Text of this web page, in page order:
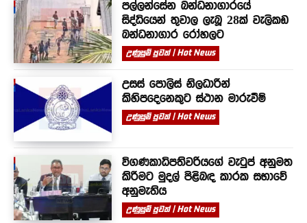
පල්ලන්සේන බන්ධනාගාරයේ
සිද්ධියෙන් තුවාල ලැබූ 28ක් වැලිකඩ
බන්ධනාගාර රෝහලට
උණුසුම් පුවත් | Hot News
උසස් පොලිස් නිලධාරීන්
කිහිපදෙනෙකුට ස්ථාන මාරුවීම්
උණුසුම් පුවත් | Hot News
විගණකාධිපතිවරියගේ වැටුප් අනුමත
කිරීමට මුදල් පිළිබඳ කාරක සභාවේ
අනුමැතිය
උණුසුම් පුවත් | Hot News